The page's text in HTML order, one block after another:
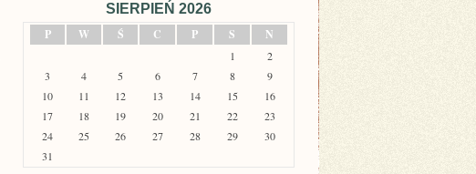
SIERPIEŃ 2026
P
W Ś C P S N
1
2
3
4 5 6 7 8
9
10
11 12 13 14 15
16
17
18 19 20 21 22
23
24
25 26 27 28 29
30
31